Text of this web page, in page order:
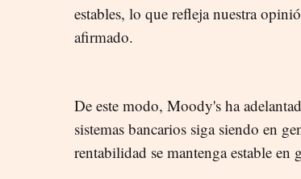
estables, lo que refleja nuestra
afirmado.
De este modo, Moody's ha
sistemas bancarios siga siendo en
rentabilidad se mantenga estable